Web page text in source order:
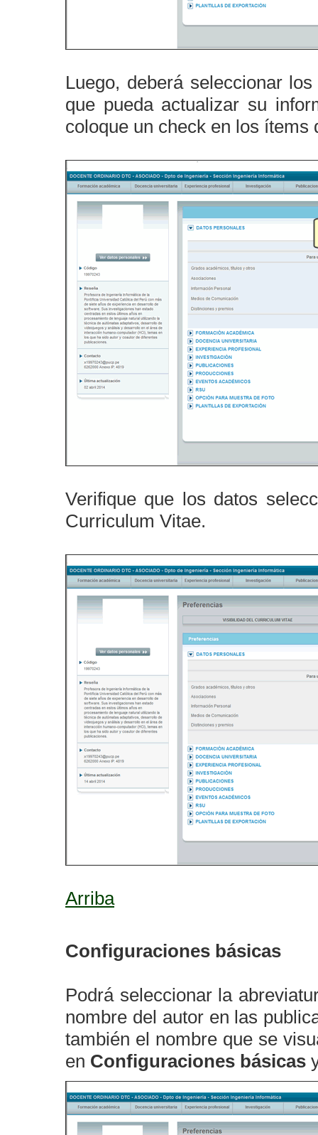
Luego, deberá seleccionar
que pueda actualizar su
coloque un check en los
Verifique que los datos
Curriculum Vitae.
Arriba
Configuraciones básicas
Podrá seleccionar la
nombre del autor en las
también el nombre que se
en Configuraciones básicas